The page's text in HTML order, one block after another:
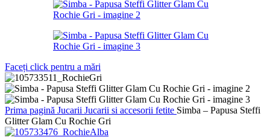
Faceți click pentru a mări
Prima pagină Jucarii Jucarii si accesorii fetite Simba – Papusa Steffi
Glitter Glam Cu Rochie Gri